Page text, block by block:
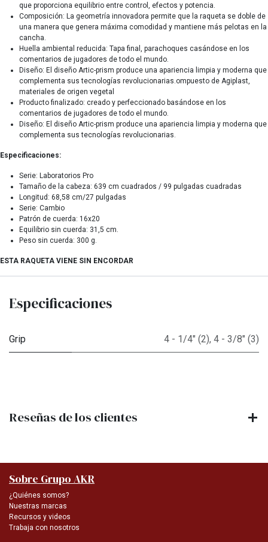
que proporciona equilibrio entre control, efectos y potencia.
Composición: La geometría innovadora permite que la raqueta se doble de
una manera que genera máxima comodidad y mantiene más pelotas en la
cancha.
Huella ambiental reducida: Tapa final, parachoques casándose en los
comentarios de jugadores de todo el mundo.
Diseño: El diseño Artic-prism produce una apariencia limpia y moderna que
complementa sus tecnologías revolucionarias.ompuesto de Agiplast,
materiales de origen vegetal
Producto finalizado: creado y perfeccionado basándose en los
comentarios de jugadores de todo el mundo.
Diseño: El diseño Artic-prism produce una apariencia limpia y moderna que
complementa sus tecnologías revolucionarias.
Especificaciones:
Serie: Laboratorios Pro
Tamaño de la cabeza: 639 cm cuadrados / 99 pulgadas cuadradas
Longitud: 68,58 cm/27 pulgadas
Serie: Cambio
Patrón de cuerda: 16x20
Equilibrio sin cuerda: 31,5 cm.
Peso sin cuerda: 300 g.
ESTA RAQUETA VIENE SIN ENCORDAR
Especificaciones
Grip 4 - 1/4" (2), 4 - 3/8" (3)
Reseñas de los clientes
Sobre Grupo AKR
¿Quiénes somos?
Nuestras marcas
Recursos y videos
Trabaja con nosotros